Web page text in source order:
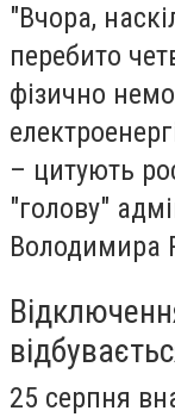
"Вчора,
перебито
фізично
– цитують
"голову"
Володимира
25 серпня